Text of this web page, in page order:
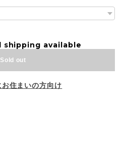
available
Sold out
お住まいの方向け